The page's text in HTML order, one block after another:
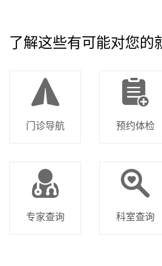
了解这些有可能对您的
门诊导航 预约体检
专家查询 科室查询